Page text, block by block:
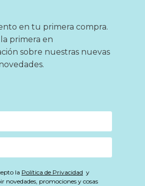
en tu primera compra.
la primera en
sobre nuestras nuevas
la Política de Privacidad y
novedades, promociones y cosas